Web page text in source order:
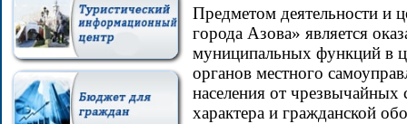
Предметом деятельности
города Азова» является
муниципальных функций в
органов местного
населения от чрезвычайных
характера и гражданской